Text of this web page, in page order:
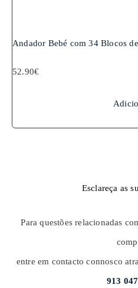
Andador Bebé com 34 Blocos
52.90€
Esclareça as
Para questões relacionadas
entre em contacto connosco
913